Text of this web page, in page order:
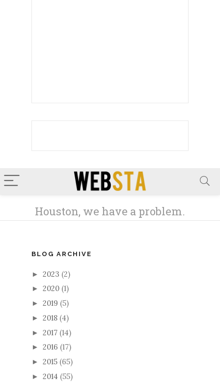
BLOG ARCHIVE
► 2023 (2)
► 2020 (1)
► 2019 (5)
► 2018 (4)
► 2017 (14)
► 2016 (17)
► 2015 (65)
► 2014 (55)